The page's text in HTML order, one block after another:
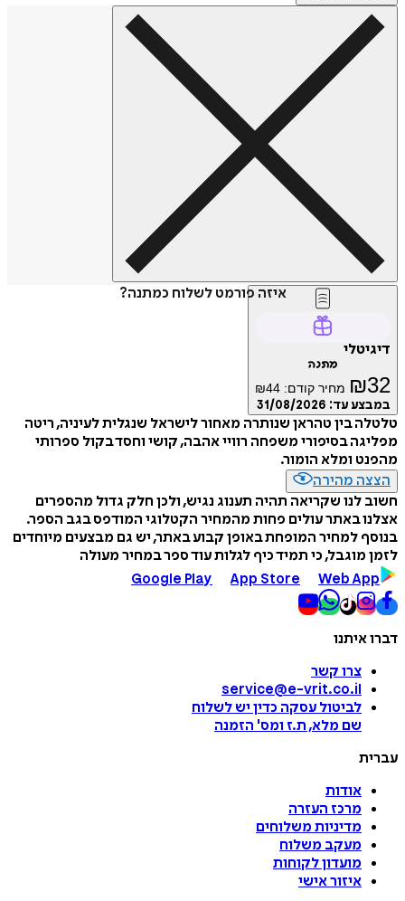
איזה פורמט לשלוח כמתנה?
דיגיטלי
מתנה
₪32 מחיר קודם: ₪44
במבצע עד: 31/08/2026
טלטלה בין טהראן שנותרה מאחור לישראל שנגלית לעיניה, ריטה
מפליגה בסיפורי משפחה רוויי אהבה, קושי וחסד בקול ספרותי
מהפנט ומלא הומור.
הצצה מהירה
חשוב לנו שקריאה תהיה תענוג נגיש, ולכן חלק גדול מהספרים
אצלנו באתר עולים פחות מהמחיר הקטלוגי המודפס בגב הספר.
בנוסף למחיר המופחת באופן קבוע באתר, יש גם מבצעים מיוחדים
לזמן מוגבל, כי תמיד כיף לגלות עוד ספר במחיר מעולה
Google Play
App Store Web App
דברו איתנו
צרו קשר
service@e-vrit.co.il
לביטול עסקה כדין יש לשלוח
שם מלא, ת.ז ומס' הזמנה
עברית
אודות
מרכז העזרה
מדיניות משלוחים
מעקב משלוח
מועדון לקוחות
איזור אישי